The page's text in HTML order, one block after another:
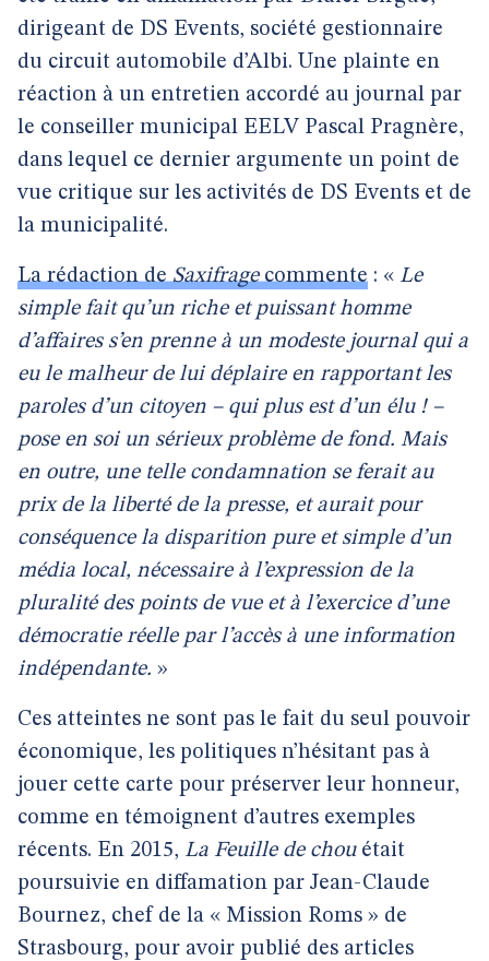
dirigeant de DS Events, société gestionnaire
du circuit automobile d’Albi. Une plainte en
réaction à un entretien accordé au journal par
le conseiller municipal EELV Pascal Pragnère,
dans lequel ce dernier argumente un point de
vue critique sur les activités de DS Events et de
la municipalité.
La rédaction deSaxifragecommente : « Le
simple fait qu’un riche et puissant homme
d’affaires s’en prenne à un modeste journal qui a
eu le malheur de lui déplaire en rapportant les
paroles d’un citoyen – qui plus est d’un élu ! –
pose en soi un sérieux problème de fond. Mais
en outre, une telle condamnation se ferait au
prix de la liberté de la presse, et aurait pour
conséquence la disparition pure et simple d’un
média local, nécessaire à l’expression de la
pluralité des points de vue et à l’exercice d’une
démocratie réelle par l’accès à une information
indépendante. »
Ces atteintes ne sont pas le fait du seul pouvoir
économique, les politiques n’hésitant pas à
jouer cette carte pour préserver leur honneur,
comme en témoignent d’autres exemples
récents. En 2015, La Feuille de chouétait
poursuivie en diffamation par Jean-Claude
Bournez, chef de la « Mission Roms » de
Strasbourg, pour avoir publié des articles